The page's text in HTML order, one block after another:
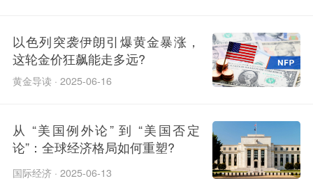
以色列突袭伊朗引爆黄金暴涨，
这轮金价狂飙能走多远?
黄金导读 · 2025-06-16
从 “美国例外论” 到 “美国否定
论”：全球经济格局如何重塑?
国际经济 · 2025-06-13